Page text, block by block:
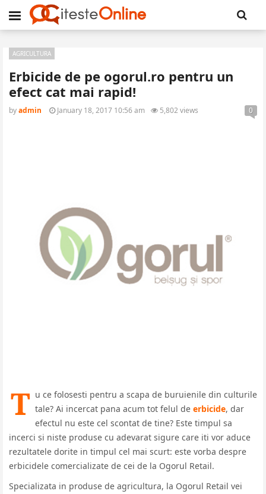
Erbicide de pe ogorul.ro pentru un
efect cat mai rapid!
AGRICULTURA
byadmin January 18, 2017 10:56 am 5,802 views 0
T u ce folosesti pentru a scapa de buruienile din culturile
tale? Ai incercat pana acum tot felul de erbicide, dar
efectul nu este cel scontat de tine? Este timpul sa
incerci si niste produse cu adevarat sigure care iti vor aduce
rezultatele dorite in timpul cel mai scurt: este vorba despre
erbicidele comercializate de cei de la Ogorul Retail.
Specializata in produse de agricultura, la Ogorul Retail vei